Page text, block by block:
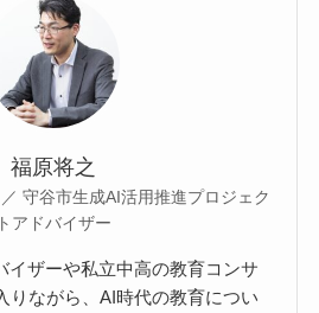
福原将之
守谷市生成AI活用推進プロジェク
トアドバイザー
イザーや私立中高の教育コンサ
りながら、AI時代の教育につい